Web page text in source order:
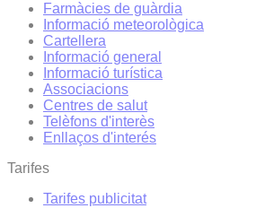
Farmàcies de guàrdia
Informació meteorològica
Cartellera
Informació general
Informació turística
Associacions
Centres de salut
Telèfons d'interès
Enllaços d'interés
Tarifes
Tarifes publicitat